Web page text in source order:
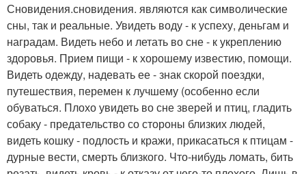
Сновидения.сновидения. являются как символические
сны, так и реальные. Увидеть воду - к успеху, деньгам и
наградам. Видеть небо и летать во сне - к укреплению
здоровья. Прием пищи - к хорошему известию, помощи.
Видеть одежду, надевать ее - знак скорой поездки,
путешествия, перемен к лучшему (особенно если
обуваться. Плохо увидеть во сне зверей и птиц, гладить
собаку - предательство со стороны близких людей,
видеть кошку - подлость и кражи, прикасаться к птицам -
дурные вести, смерть близкого. Что-нибудь ломать, бить